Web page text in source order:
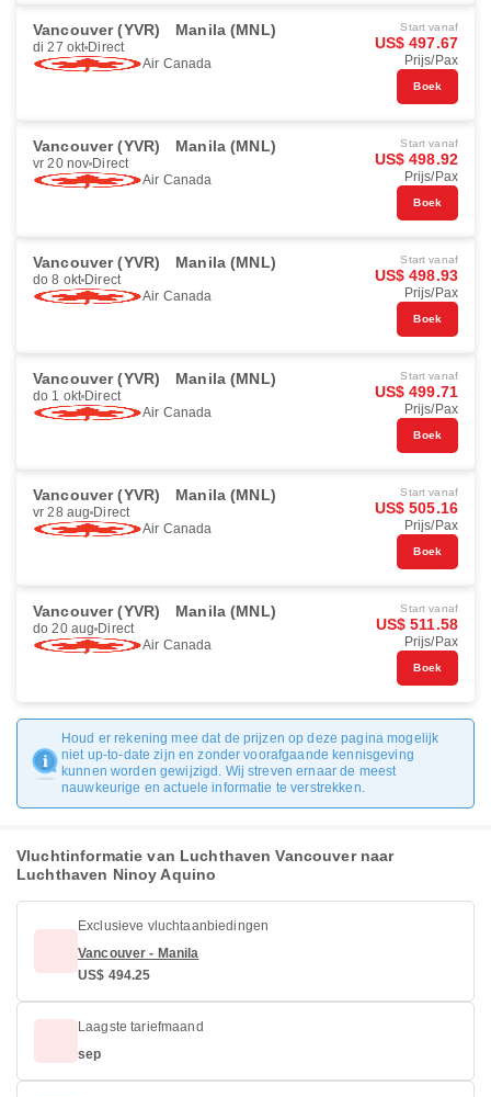
Vancouver (YVR) Manila (MNL)
di 27 okt Direct
Air Canada
Start vanaf
US$ 497.67
Prijs/Pax
Boek
Vancouver (YVR) Manila (MNL)
vr 20 nov Direct
Air Canada
Start vanaf
US$ 498.92
Prijs/Pax
Boek
Vancouver (YVR) Manila (MNL)
do 8 okt Direct
Air Canada
Start vanaf
US$ 498.93
Prijs/Pax
Boek
Vancouver (YVR) Manila (MNL)
do 1 okt Direct
Air Canada
Start vanaf
US$ 499.71
Prijs/Pax
Boek
Vancouver (YVR) Manila (MNL)
vr 28 aug Direct
Air Canada
Start vanaf
US$ 505.16
Prijs/Pax
Boek
Vancouver (YVR) Manila (MNL)
do 20 aug Direct
Air Canada
Start vanaf
US$ 511.58
Prijs/Pax
Boek
Houd er rekening mee dat de prijzen op deze pagina mogelijk
niet up-to-date zijn en zonder voorafgaande kennisgeving
kunnen worden gewijzigd. Wij streven ernaar de meest
nauwkeurige en actuele informatie te verstrekken.
Vluchtinformatie van Luchthaven Vancouver naar
Luchthaven Ninoy Aquino
Exclusieve vluchtaanbiedingen
Vancouver - Manila
US$ 494.25
Laagste tariefmaand
sep